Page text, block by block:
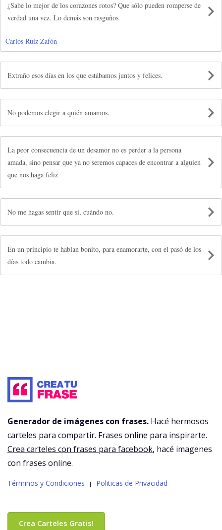
¿Sabe lo mejor de los corazones rotos? Que sólo pueden romperse de
verdad una vez. Lo demás son rasguños
Carlos Ruiz Zafón
Extraño esos días en los que estábamos juntos y felices.
No podemos elegir a quién amamos.
La peor consecuencia de un desamor no es perder a la persona
amada, sino pensar que ya no seremos capaces de encontrar a alguien
que nos haga feliz
No me hagas sentir que sí, cuándo no.
En un principio te hablan bonito, para enamorarte, con el pasó de los
días todo cambia.
Generador de imágenes con frases. Hacé hermosos
carteles para compartir. Frases online para inspirarte.
Crea carteles con frases para facebook, hacé imagenes
con frases online.
Términos y Condiciones | Politicas de Privacidad
Crea Carteles Gratis!